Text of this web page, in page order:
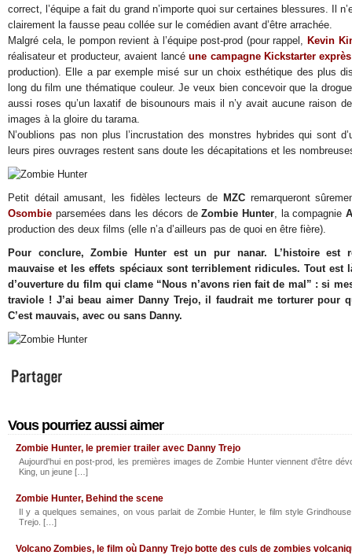
correct, l’équipe a fait du grand n’importe quoi sur certaines blessures. Il
clairement la fausse peau collée sur le comédien avant d’être arrachée.
Malgré cela, le pompon revient à l’équipe post-prod (pour rappel, Kevin
réalisateur et producteur, avaient lancéune campagne Kickstarter exprès
production). Elle a par exemple misé sur un choix esthétique des plus
long du film une thématique couleur. Je veux bien concevoir que la
aussi roses qu’un laxatif de bisounours mais il n’y avait aucune raison
images à la gloire du tarama.
N’oublions pas non plus l’incrustation des monstres hybrides qui sont
leurs pires ouvrages restent sans doute les décapitations et les
Petit détail amusant, les fidèles lecteurs de MZCremarqueront
Osombie parsemées dans les décors deZombie Hunter, la compagnie
production des deux films (elle n’a d’ailleurs pas de quoi en être fière).
Pour conclure, Zombie Hunter est un pur nanar. L’histoire est
mauvaise et les effets spéciaux sont terriblement ridicules. Tout est
d’ouverture du film qui clame “Nous n’avons rien fait de mal” : si
traviole ! J’ai beau aimer Danny Trejo, il faudrait me torturer pour
C’est mauvais, avec ou sans Danny.
Vous pourriez aussi aimer
Zombie Hunter, le premier trailer avec Danny Trejo
Aujourd'hui en post-prod, les premières images de Zombie Hunter viennent d'être
King, un jeune […]
Zombie Hunter, Behind the scene
Il y a quelques semaines, on vous parlait de Zombie Hunter, le film style
Trejo. […]
Volcano Zombies, le film où Danny Trejo botte des culs de zombies